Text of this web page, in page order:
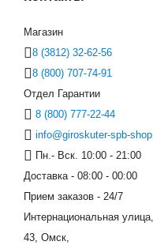
Магазин
8 (3812) 32-62-56
8 (800) 707-74-91
Отдел Гарантии
8 (800) 777-22-44
info@giroskuter-spb-
Пн.- Вск. 10:00 - 21:00
Доставка - 08:00 - 00:00
Прием заказов - 24/7
Интернациональная улица,
43, Омск,